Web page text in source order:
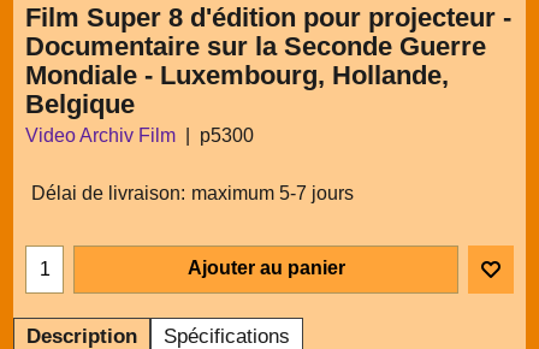
Film Super 8 d'édition pour projecteur -
Documentaire sur la Seconde Guerre
Mondiale - Luxembourg, Hollande,
Belgique
Video Archiv Film p5300
Délai de livraison: maximum 5-7 jours
Ajouter au panier
Description Spécifications